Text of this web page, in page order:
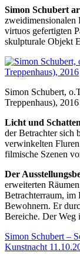
Simon Schubert
zweidimensionalen
virtuos gefertigten
skulpturale Objekt
Simon Schubert,
Treppenhaus), 2016
Licht und Schatten
der Betrachter sich
verwinkelten Fluren
filmische Szenen
Der
erweiterten
Betrachterraum, im
Bewohnern. Er
Bereiche. Der Weg
Simon Schubert –
Kunstnacht